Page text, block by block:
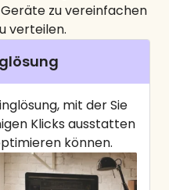
zu vereinfachen
verteilen.
mit der Sie
Klicks ausstatten
können.